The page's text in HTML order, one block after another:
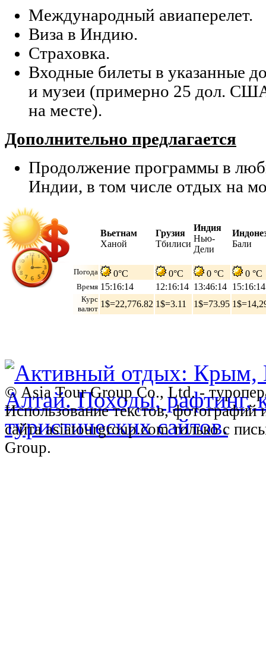
Международный авиаперелет.
Виза в Индию.
Страховка.
Входные билеты в указанные
и музеи (примерно 25 дол. США
на месте).
Дополнительно предлагается
Продолжение программы в
Индии, в том числе отдых на
Вьетнам
Ханой
Грузия
Тбилиси
Индия
Нью-
Дели
Бали
Погода 0°C 0°C 0 °C 0 °C
Время 15:16:15 12:16:15 13:46:15 15:16:15
Курс
валют 1$=22,776.82 1$=3.11 1$=73.95
© Asia Tour Group Co., Ltd. -
Использование текстов,
сайта asiatourgroup.com только с
Group.